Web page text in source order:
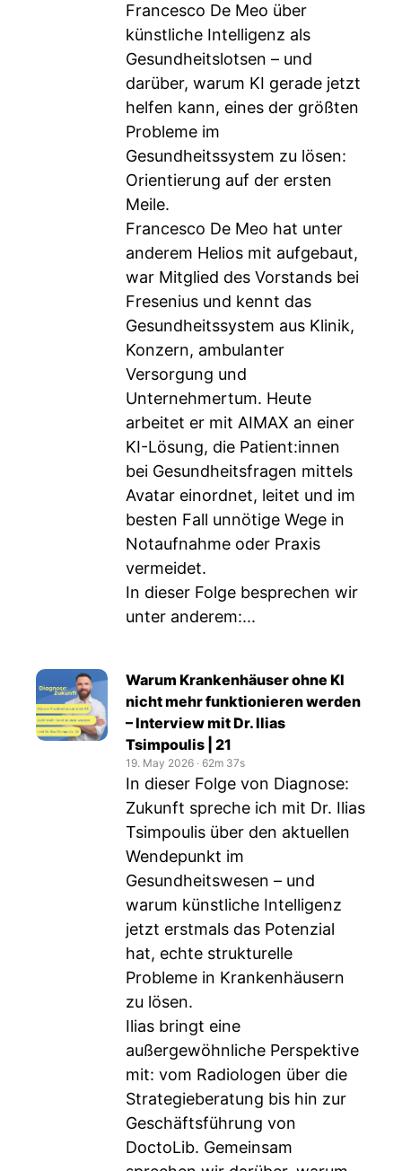
Francesco De Meo über
künstliche Intelligenz als
Gesundheitslotsen – und
darüber, warum KI gerade jetzt
helfen kann, eines der größten
Probleme im
Gesundheitssystem zu lösen:
Orientierung auf der ersten
Meile.
Francesco De Meo hat unter
anderem Helios mit aufgebaut,
war Mitglied des Vorstands bei
Fresenius und kennt das
Gesundheitssystem aus Klinik,
Konzern, ambulanter
Versorgung und
Unternehmertum. Heute
arbeitet er mit AIMAX an einer
KI-Lösung, die Patient:innen
bei Gesundheitsfragen mittels
Avatar einordnet, leitet und im
besten Fall unnötige Wege in
Notaufnahme oder Praxis
vermeidet.
In dieser Folge besprechen wir
unter anderem:...
Warum Krankenhäuser ohne KI
nicht mehr funktionieren werden
– Interview mit Dr. Ilias
Tsimpoulis | 21
19. May 2026 ‧ 62m 37s
In dieser Folge von Diagnose:
Zukunft spreche ich mit Dr. Ilias
Tsimpoulis über den aktuellen
Wendepunkt im
Gesundheitswesen – und
warum künstliche Intelligenz
jetzt erstmals das Potenzial
hat, echte strukturelle
Probleme in Krankenhäusern
zu lösen.
Ilias bringt eine
außergewöhnliche Perspektive
mit: vom Radiologen über die
Strategieberatung bis hin zur
Geschäftsführung von
DoctoLib. Gemeinsam